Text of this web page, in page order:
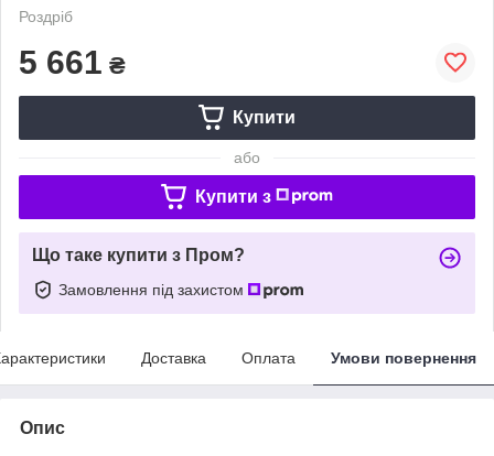
Роздріб
5 661 ₴
Купити
або
Купити з
Що таке купити з Пром?
Замовлення під захистом
Доставка Оплата Умови повернення
Опис